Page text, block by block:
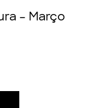
– Março